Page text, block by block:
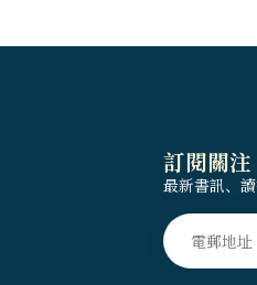
訂閱關注
最新書訊、